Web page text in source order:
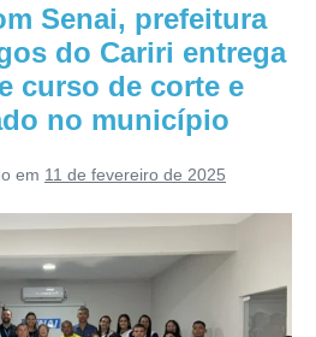
Senai, prefeitura
do Cariri entrega
curso de corte e
no município
em 11 de fevereiro de 2025